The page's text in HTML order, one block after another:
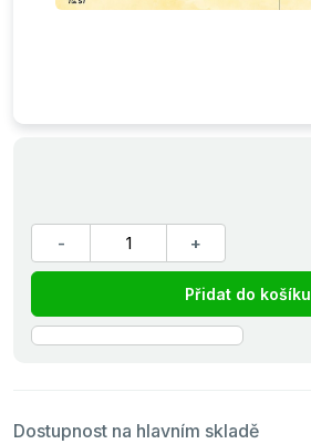
Přidat do košíku
Dostupnost na hlavním skladě